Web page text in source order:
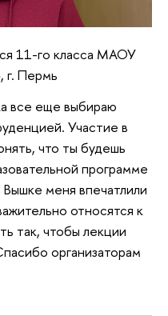
11-го класса МАОУ
Пермь
все еще выбираю
Участие в
что ты будешь
программе
меня впечатлили
относятся к
так, чтобы лекции
организаторам